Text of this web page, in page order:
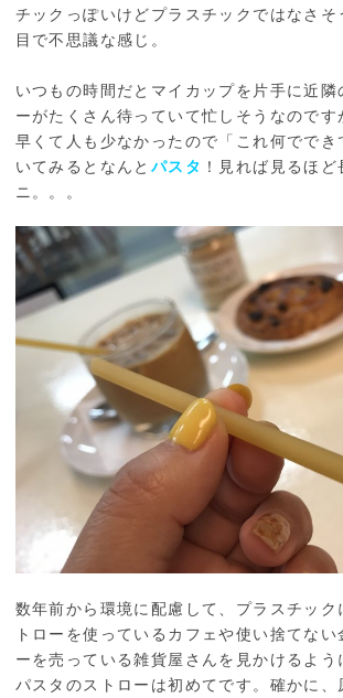
チックっぽいけどプラスチックではなさ
目で不思議な感じ。
いつもの時間だとマイカップを片手に近隣
ーがたくさん待っていて忙しそうなので
早くて人も少なかったので「これ何でで
いてみるとなんと パスタ ！見れば見るほ
ニ。。。
数年前から環境に配慮して、プラスチック
トローを使っているカフェや使い捨てな
ーを売っている雑貨屋さんを見かけるよう
パスタのストローは初めてです。確かに